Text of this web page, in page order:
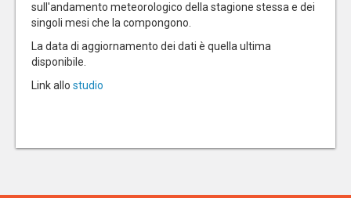
sull'andamento meteorologico della stagione stessa e dei
singoli mesi che la compongono.
La data di aggiornamento dei dati è quella ultima
disponibile.
Link allo studio